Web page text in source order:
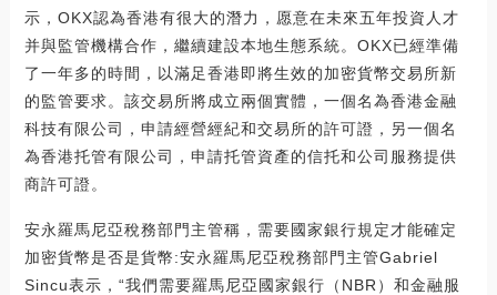
示，OKX認為香港有很大的潛力，愿意在未來五年投資人才
并與監管機構合作，繼續建設本地生態系統。OKX已經準備
了一年多的時間，以滿足香港即將生效的加密貨幣交易所新
的監管要求。該交易所將成立兩個實體，一個名為香港金融
科技有限公司，申請經營經紀和交易所的許可證，另一個名
為香港托管有限公司，申請托管資產的信托和公司服務提供
商許可證。
安永羅馬尼亞稅務部門主管稱，需要國家銀行規定才能確定
加密貨幣是否是貨幣:安永羅馬尼亞稅務部門主管Gabriel
Sincu表示，“我們需要羅馬尼亞國家銀行（NBR）和金融服